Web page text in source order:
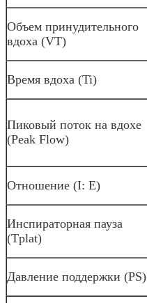
Объем принудительного
вдоха (VT)
Время вдоха (Ti)
Пиковый поток на вдохе
(Peak Flow)
Отношение (I: Е)
Инспираторная пауза
(Tplat)
Давление поддержки (PS)